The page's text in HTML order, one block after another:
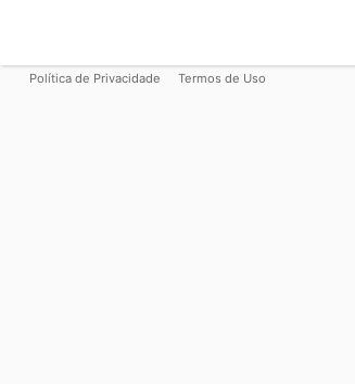
Política de Privacidade Termos de Uso